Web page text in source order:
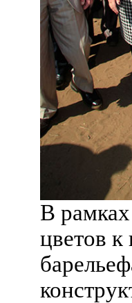
В
цветов